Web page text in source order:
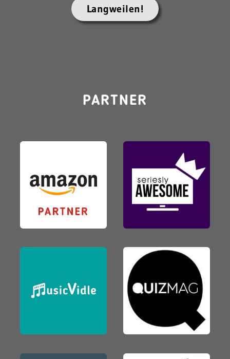
Langweilen!
PARTNER